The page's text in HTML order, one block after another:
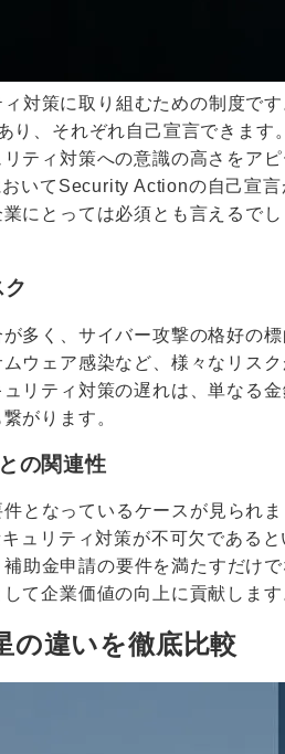
対策に取り組むための制度です
、それぞれ自己宣言できます。
ティ対策への意識の高さをアピ
いてSecurity Actionの自己宣言
にとっては必須とも言えるでし
多く、サイバー攻撃の格好の標
ウェア感染など、様々なリス
リティ対策の遅れは、単なる金
がります。
の関連性
となっているケースが見られま
ュリティ対策が不可欠であると
助金申請の要件を満たすだけで
て企業価値の向上に貢献します
違いを徹底比較